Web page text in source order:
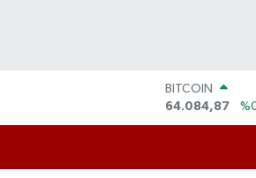
DOLAR
47,5760
%0.1
EURO